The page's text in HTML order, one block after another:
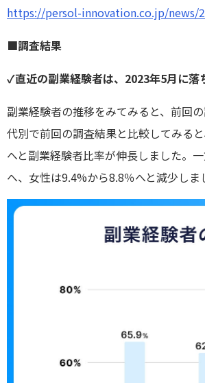
https://persol-innovation.co.jp/news/
■調査結果
✓直近の副業経験者は、2023年5月に
副業経験者の推移をみてみると、前回
代別で前回の調査結果と比較してみる
へと副業経験者比率が伸長しました。
へ、女性は9.4%から8.8％へと減少しま